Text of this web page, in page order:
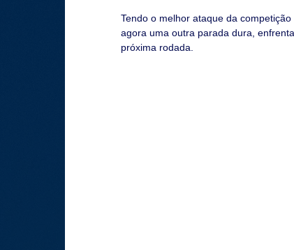
Tendo o melhor ataque da
agora uma outra parada dura,
próxima rodada.